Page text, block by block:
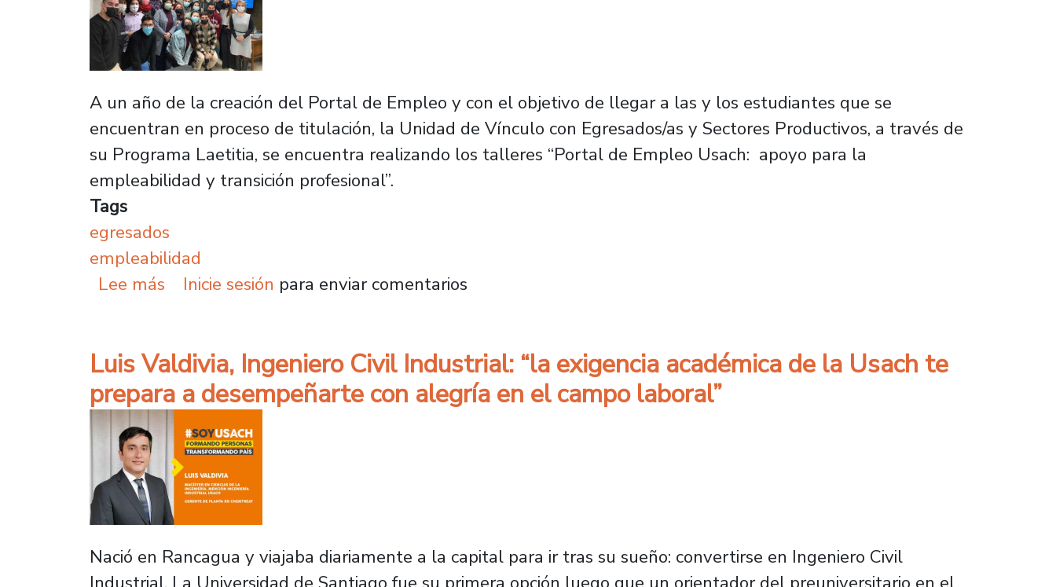
A un año de la creación del Portal de Empleo y con el objetivo de llegar a las y los estudiantes que se
encuentran en proceso de titulación, la Unidad de Vínculo con Egresados/as y Sectores Productivos, a través de
su Programa Laetitia, se encuentra realizando los talleres “Portal de Empleo Usach: apoyo para la
empleabilidad y transición profesional”.
Tags
egresados
empleabilidad
Lee más sobre Talleres de Portal de Empleo entregan herramientas a egresadas/os para su inserción laboral
Inicie sesión para enviar comentarios
Luis Valdivia, Ingeniero Civil Industrial: “la exigencia académica de la Usach te
prepara a desempeñarte con alegría en el campo laboral”
Nació en Rancagua y viajaba diariamente a la capital para ir tras su sueño: convertirse en Ingeniero Civil